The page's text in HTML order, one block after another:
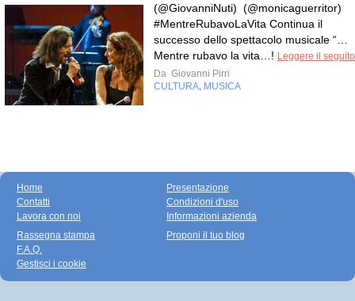
(@GiovanniNuti) (@monicaguerritor)
#MentreRubavoLaVita Continua il
successo dello spettacolo musicale “…
Mentre rubavo la vita…! Leggere il seguito
Da Giovanni Pirri
CULTURA MUSICA
Home
Contatti
Lavora con noi
Presentazione
Condizioni d'uso
Informazioni azienda
Rassegna stampa
F.A.Q.
Gestisci i cookie
Proponi il tuo blog